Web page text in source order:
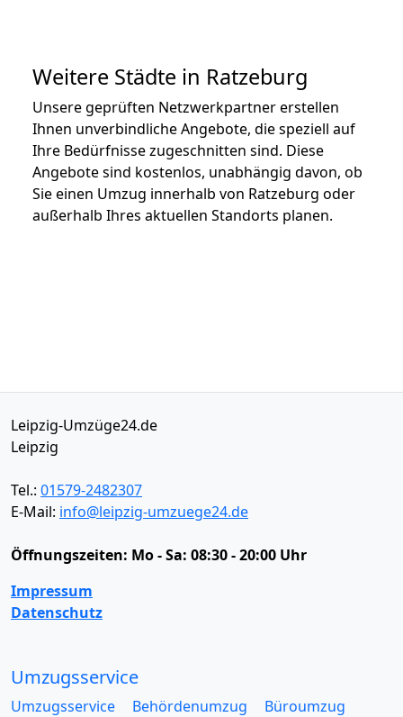
Weitere Städte in Ratzeburg
Unsere geprüften Netzwerkpartner erstellen
Ihnen unverbindliche Angebote, die speziell auf
Ihre Bedürfnisse zugeschnitten sind. Diese
Angebote sind kostenlos, unabhängig davon, ob
Sie einen Umzug innerhalb von Ratzeburg oder
außerhalb Ihres aktuellen Standorts planen.
Leipzig-Umzüge24.de
Leipzig
Tel.: 01579-2482307
E-Mail: info@leipzig-umzuege24.de
Öffnungszeiten: Mo - Sa: 08:30 - 20:00 Uhr
Impressum
Datenschutz
Umzugsservice
Umzugsservice Behördenumzug
Büroumzug